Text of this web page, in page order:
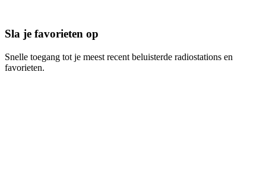
Sla je favorieten op
Snelle toegang tot je meest recent beluisterde radiostations en
favorieten.